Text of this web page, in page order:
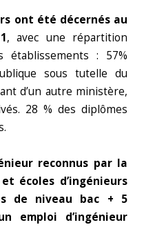
ont été décernés au
, avec une répartition
: 57%
sous tutelle du
d’un autre ministère,
28 % des diplômes
reconnus par la
écoles d’ingénieurs
de niveau bac + 5
emploi d’ingénieur